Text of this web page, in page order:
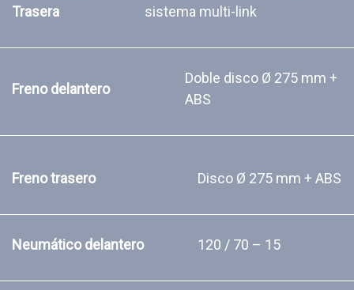
Trasera
sistema multi-link
Freno delantero
Doble disco Ø 275 mm +
ABS
Freno trasero Disco Ø 275 mm + ABS
Neumático delantero 120 / 70 – 15